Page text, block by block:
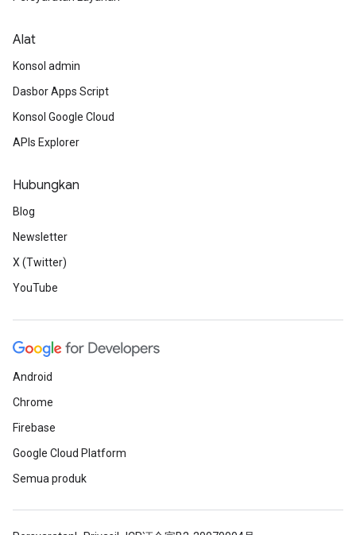
Alat
Konsol admin
Dasbor Apps Script
Konsol Google Cloud
APIs Explorer
Hubungkan
Blog
Newsletter
X (Twitter)
YouTube
Android
Chrome
Firebase
Google Cloud Platform
Semua produk